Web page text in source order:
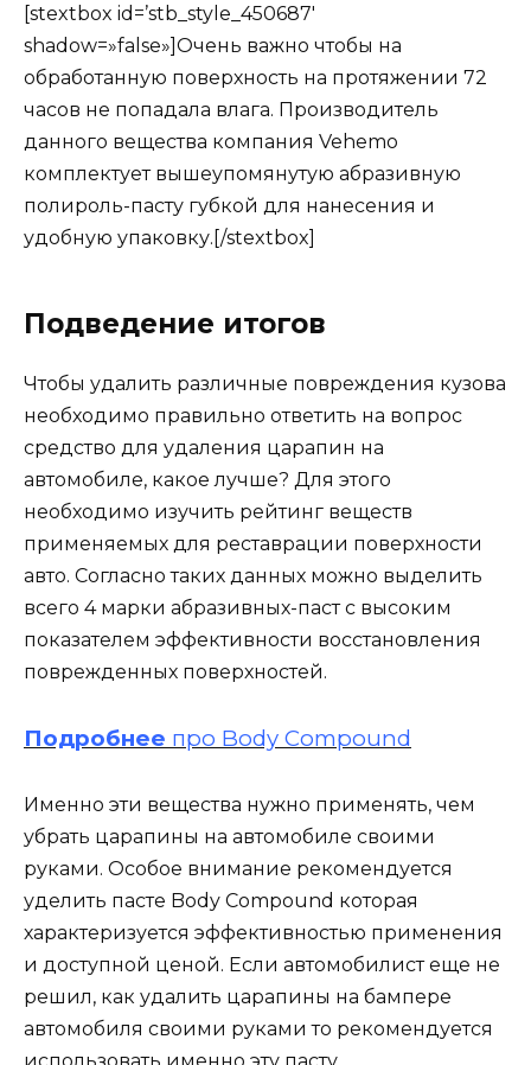
[stextbox id=’stb_style_450687′
shadow=»false»]Очень важно чтобы на
обработанную поверхность на протяжении 72
часов не попадала влага. Производитель
данного вещества компания Vehemo
комплектует вышеупомянутую абразивную
полироль-пасту губкой для нанесения и
удобную упаковку.[/stextbox]
Подведение итогов
Чтобы удалить различные повреждения кузова
необходимо правильно ответить на вопрос
средство для удаления царапин на
автомобиле, какое лучше? Для этого
необходимо изучить рейтинг веществ
применяемых для реставрации поверхности
авто. Согласно таких данных можно выделить
всего 4 марки абразивных-паст с высоким
показателем эффективности восстановления
поврежденных поверхностей.
Подробнее про Body Compound
Именно эти вещества нужно применять, чем
убрать царапины на автомобиле своими
руками. Особое внимание рекомендуется
уделить пасте Body Compound которая
характеризуется эффективностью применения
и доступной ценой. Если автомобилист еще не
решил, как удалить царапины на бампере
автомобиля своими руками то рекомендуется